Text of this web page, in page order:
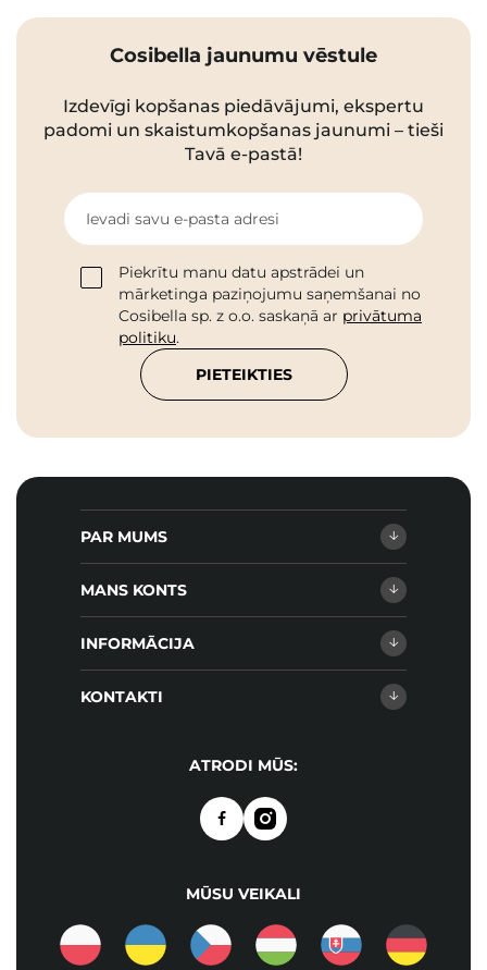
Cosibella jaunumu vēstule
Izdevīgi kopšanas piedāvājumi, ekspertu
padomi un skaistumkopšanas jaunumi – tieši
Tavā e-pastā!
Ievadi savu e-pasta adresi
Piekrītu manu datu apstrādei un
mārketinga paziņojumu saņemšanai no
Cosibella sp. z o.o. saskaņā ar privātuma
politiku.
PIETEIKTIES
PAR MUMS
MANS KONTS
INFORMĀCIJA
KONTAKTI
ATRODI MŪS:
MŪSU VEIKALI